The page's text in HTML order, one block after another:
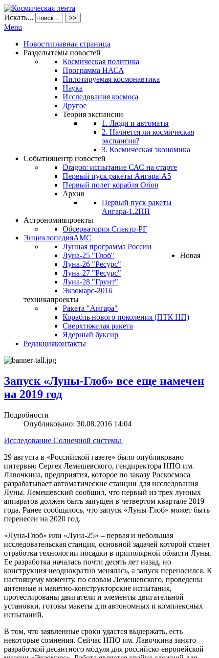
Искать... >>
Menu
Новостиглавная страница
Разделытемы новостей
Космическая политика
Программа НАСА
Пилотируемая космонавтика
Наука
Исследования космоса
Другое
Теория экспансии
1. Люди и автоматы
2. Начнется ли космическая
экспансия?
3. Космическая экономика
Событияцентр новостей
Dragon: испытание САС на старте
Первый пуск ракеты Ангара-А5
Первый полет корабля Orion
Архив
Первый пуск ракеты
Ангара-1.2ПП
Астрономияпроекты
Обсерватория Спектр-РГ
ЭнциклопедияАМС
Лунная программа России
Луна-25 "Глоб"
Луна-26 "Ресурс"
Луна-27 "Ресурс"
Луна-28 "Грунт"
Экзомарс-2016
Новая
техникапроекты
Ракета "Ангара"
Корабль нового поколения (ПТК НП)
Сверхтяжелая ракета
Ядерный буксир
Редакцияконтакты
Запуск «Луны-Глоб» все еще намечен
на 2019 год
Подробности
Опубликовано: 30.08.2016 14:04
Исследование Солнечной системы
29 августа в «Российской газете» было опубликовано
интервью Сергея Лемешевского, гендиректора НПО им.
Лавочкина, предприятия, которое по заказу Роскосмоса
разрабатывает автоматические станции для исследования
Луны. Лемешевский сообщил, что первый из трех лунных
аппаратов должен быть запущен в четвертом квартале 2019
года. Ранее сообщалось, что запуск «Луны-Глоб» может быть
перенесен на 2020 год.
«Луна-Глоб» или «Луна-25» – первая и небольшая
исследовательская станция, основной задачей которой станет
отработка технологии посадки в приполярной области Луны.
Ее разработка началась почти десять лет назад, но
конструкция неоднократно менялась, а запуск переносился. К
настоящему моменту, по словам Лемешевского, проведены
антенные и макетно-конструкторские испытания,
протестированы двигатели и элементы двигательной
установки, готовы макеты для автономных и комплексных
испытаний.
В том, что заявленные сроки удастся выдержать, есть
некоторые сомнения. Сейчас НПО им. Лавочкина занято
разработкой десантного модуля для российско-европейской